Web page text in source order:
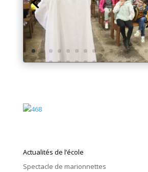
Actualités de l’école
Spectacle de marionnettes